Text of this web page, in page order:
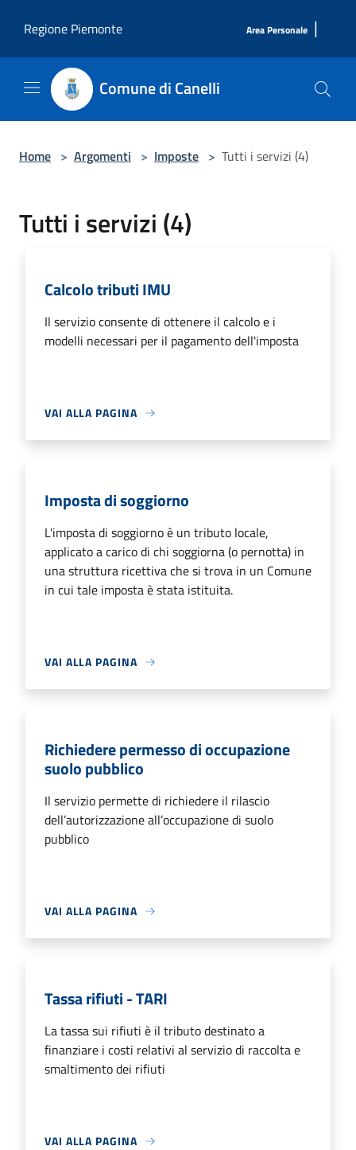
Regione Piemonte
Area Personale |
Comune di Canelli
Home > Argomenti > Imposte > Tutti i servizi (4)
Tutti i servizi (4)
Calcolo tributi IMU
Il servizio consente di ottenere il calcolo e i
modelli necessari per il pagamento dell'imposta
VAI ALLA PAGINA
Imposta di soggiorno
L'imposta di soggiorno è un tributo locale,
applicato a carico di chi soggiorna (o pernotta) in
una struttura ricettiva che si trova in un Comune
in cui tale imposta è stata istituita.
VAI ALLA PAGINA
Richiedere permesso di occupazione
suolo pubblico
Il servizio permette di richiedere il rilascio
dell’autorizzazione all’occupazione di suolo
pubblico
VAI ALLA PAGINA
Tassa rifiuti - TARI
La tassa sui rifiuti è il tributo destinato a
finanziare i costi relativi al servizio di raccolta e
smaltimento dei rifiuti
VAI ALLA PAGINA